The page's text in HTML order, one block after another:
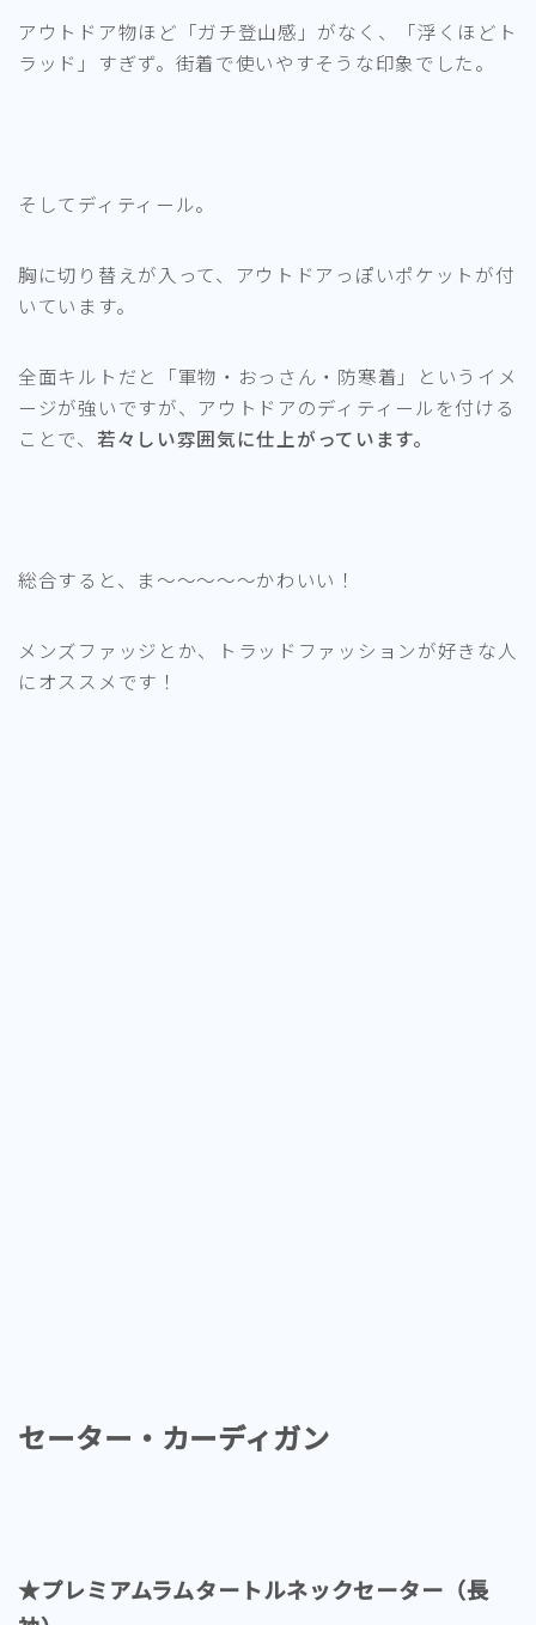
アウトドア物ほど「ガチ登山感」がなく、「浮くほどト
ラッド」すぎず。街着で使いやすそうな印象でした。
そしてディティール。
胸に切り替えが入って、アウトドアっぽいポケットが付
いています。
全面キルトだと「軍物・おっさん・防寒着」というイメ
ージが強いですが、アウトドアのディティールを付ける
ことで、 若々しい雰囲気に仕上がっています。
総合すると、ま～～～～～かわいい！
メンズファッジとか、トラッドファッションが好きな人
にオススメです！
セーター・カーディガン
★プレミアムラムタートルネックセーター（長